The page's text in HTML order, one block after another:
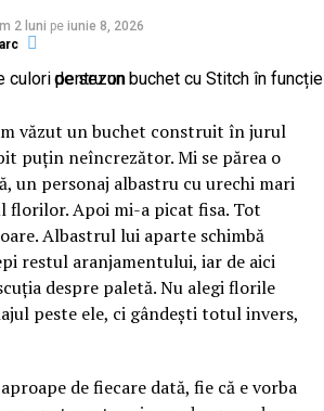
PSD Giurgiu, Niculae Bădălău,
de agenţia Mediafax.
PSD, au declarat pentru
partid. Printre motivele principale
de poziţie se numără
lui Liviu Dragnea că o va
la europarlamentare pe
Mihalcea.
ProTV, mai mulţi lideri PSD
prin care să ceară convocarea
2 luni pe iunie 8, 2026
văzut un buchet construit în jurul
puțin neîncrezător. Mi se părea o
un personaj albastru cu urechi mari
Apoi mi-a picat fisa. Tot
Albastrul lui aparte schimbă
restul aranjamentului, iar de aici
despre paletă. Nu alegi florile
peste ele, ci gândești totul invers,
de fiecare dată, fie că e vorba